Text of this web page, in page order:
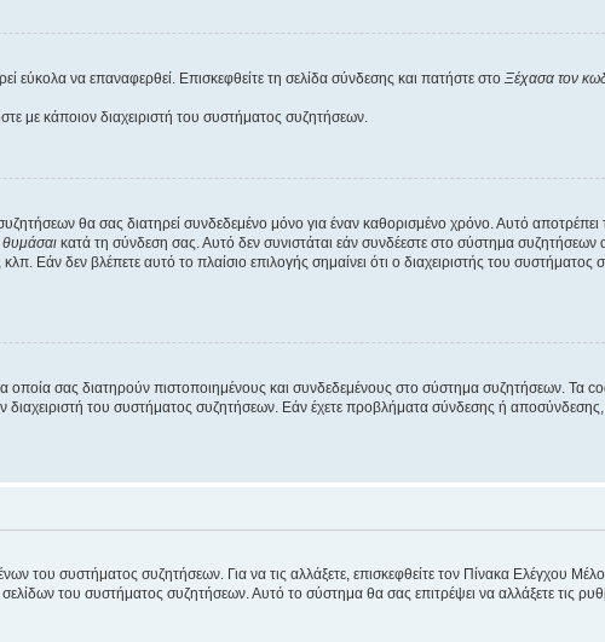
να επαναφερθεί. Επισκεφθείτε τη σελίδα σύνδεσης και πατήστε στο Ξέχασα τον
με κάποιον διαχειριστή του συστήματος συζητήσεων.
θα σας διατηρεί συνδεδεμένο μόνο για έναν καθορισμένο χρόνο. Αυτό
κατά τη σύνδεση σας. Αυτό δεν συνιστάται εάν συνδέεστε στο σύστημα συζητήσεων
Εάν δεν βλέπετε αυτό το πλαίσιο επιλογής σημαίνει ότι ο διαχειριστής του συστήματος
σας διατηρούν πιστοποιημένους και συνδεδεμένους στο σύστημα συζητήσεων. Τα
του συστήματος συζητήσεων. Εάν έχετε προβλήματα σύνδεσης ή
του συστήματος συζητήσεων. Για να τις αλλάξετε, επισκεφθείτε τον Πίνακα Ελέγχου
του συστήματος συζητήσεων. Αυτό το σύστημα θα σας επιτρέψει να αλλάξετε τις